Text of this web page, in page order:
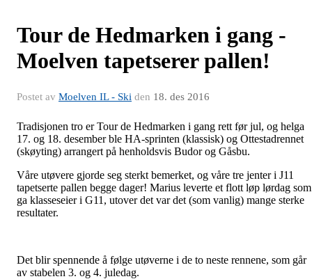
Tour de Hedmarken i gang -
Moelven tapetserer pallen!
Postet av Moelven IL - Ski den 18. des 2016
Tradisjonen tro er Tour de Hedmarken i gang rett før jul, og helga
17. og 18. desember ble HA-sprinten (klassisk) og Ottestadrennet
(skøyting) arrangert på henholdsvis Budor og Gåsbu.
Våre utøvere gjorde seg sterkt bemerket, og våre tre jenter i J11
tapetserte pallen begge dager! Marius leverte et flott løp lørdag som
ga klasseseier i G11, utover det var det (som vanlig) mange sterke
resultater.
Det blir spennende å følge utøverne i de to neste rennene, som går
av stabelen 3. og 4. juledag.